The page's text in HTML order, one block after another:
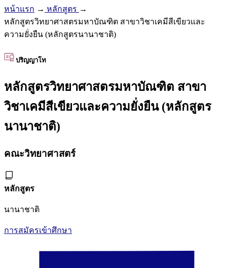
หน้าแรก → หลักสูตร →
หลักสูตรวิทยาศาสตรมหาบัณฑิต สาขาวิชาเคมีสีเขียวและ
ความยั่งยืน (หลักสูตรนานาชาติ)
ปริญญาโท
หลักสูตรวิทยาศาสตรมหาบัณฑิต สาขา
วิชาเคมีสีเขียวและความยั่งยืน (หลักสูตร
นานาชาติ)
คณะวิทยาศาสตร์
หลักสูตร
นานาชาติ
การสมัครเข้าศึกษา